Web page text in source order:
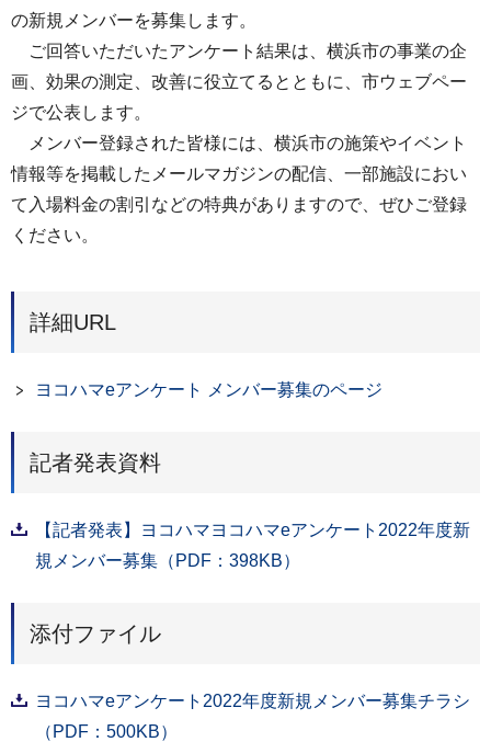
の新規メンバーを募集します。
ご回答いただいたアンケート結果は、横浜市の事業の企
画、効果の測定、改善に役立てるとともに、市ウェブペー
ジで公表します。
メンバー登録された皆様には、横浜市の施策やイベント
情報等を掲載したメールマガジンの配信、一部施設におい
て入場料金の割引などの特典がありますので、ぜひご登録
ください。
詳細URL
ヨコハマeアンケート メンバー募集のページ
記者発表資料
【記者発表】ヨコハマヨコハマeアンケート2022年度新
規メンバー募集（PDF：398KB）
添付ファイル
ヨコハマeアンケート2022年度新規メンバー募集チラシ
（PDF：500KB）